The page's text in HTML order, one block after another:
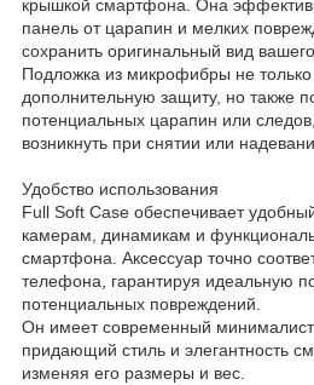
крышкой смартфона. Она
панель от царапин и мелких
сохранить оригинальный вид
Подложка из микрофибры не только
дополнительную защиту, но также
потенциальных царапин или
возникнуть при снятии или
Удобство использования
Full Soft Case обеспечивает
камерам, динамикам и
смартфона. Аксессуар точно
телефона, гарантируя идеальную
потенциальных повреждений.
Он имеет современный
придающий стиль и элегантность
изменяя его размеры и вес.